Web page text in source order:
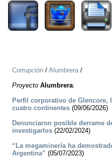
Corrupción / Alumbrera/
Proyecto Alumbrera:
Perfil corporativo de Glencore,
cuatro continentes (09/06/2026)
Denunciaron posible derrame
investigarlos (22/02/2024)
“La megaminería ha
Argentina” (05/07/2023)